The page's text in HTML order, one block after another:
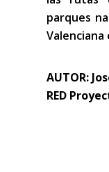
parques
AUTOR:
RED